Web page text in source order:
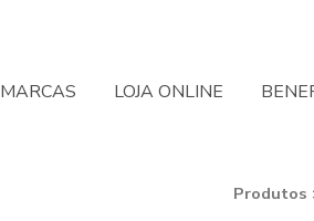
MARCAS LOJA ONLINE
Produtos